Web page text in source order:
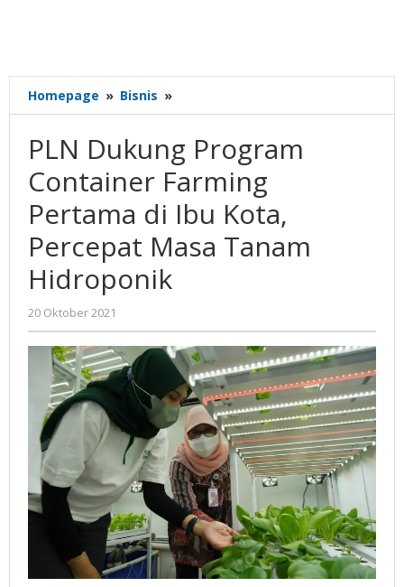
Homepage » Bisnis »
Dukung
Container
Farming
Pertama
di
Ibu
Kota,
PLN Dukung Program
Container Farming
Pertama di Ibu Kota,
Percepat Masa Tanam
Hidroponik
20 Oktober 2021
Nilna
Niswah